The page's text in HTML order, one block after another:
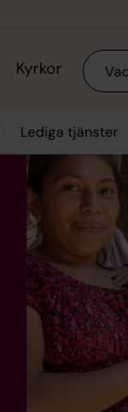
Kyrkor Sök
Lediga tjänster